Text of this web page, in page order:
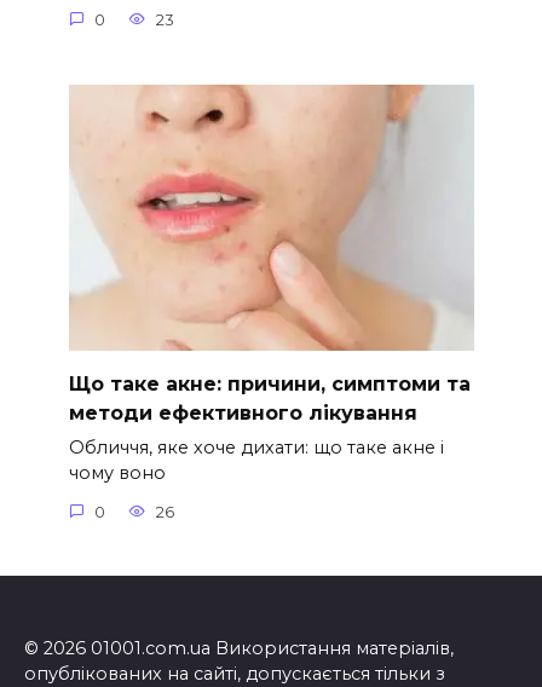
0 23
Що таке акне: причини, симптоми та
методи ефективного лікування
Обличчя, яке хоче дихати: що таке акне і
чому воно
0 26
© 2026 01001.com.ua Використання матеріалів,
опублікованих на сайті, допускається тільки з